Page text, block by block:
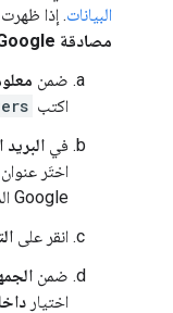
البيانات. إذا
مصادقة Google" بعد
ضمن
اكتب
في
اختَر
Google المناسبة.
انقر على
ضمن
اختيار